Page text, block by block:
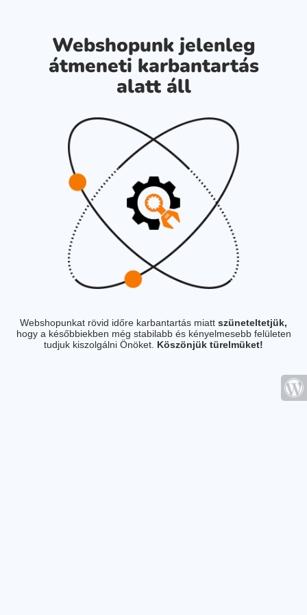
Webshopunk jelenleg
átmeneti karbantartás
alatt áll
Webshopunkat rövid időre karbantartás miatt szüneteltetjük,
hogy a későbbiekben még stabilabb és kényelmesebb felületen
tudjuk kiszolgálni Önöket. Köszönjük türelmüket!